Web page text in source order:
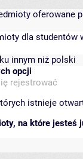
oferowane
dla studentów
innym niż polski
opcji
rejestrować
istnieje
na które jesteś